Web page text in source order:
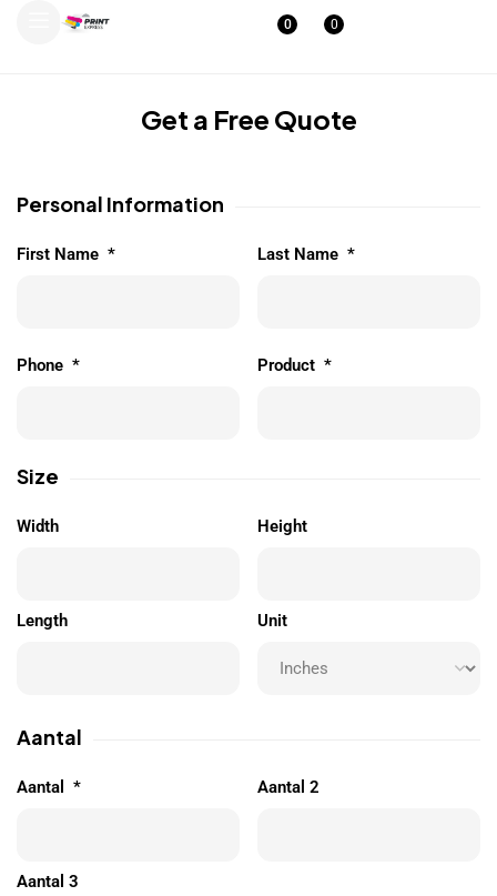
0 0
Get a Free Quote
Personal Information
First Name * Last Name *
Phone * Product *
Size
Width Height
Length Unit
Aantal
Aantal * Aantal 2
Aantal 3